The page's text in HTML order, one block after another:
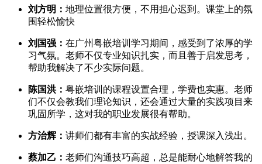
刘方明： 地理位置很方便，不用担心迟到。课堂上的氛
围轻松愉快
刘国强： 在广州粤嵌培训学习期间，感受到了浓厚的学
习气氛。老师不仅专业知识扎实，而且善于启发思考，
帮助我解决了不少实际问题。
陈国洪： 粤嵌培训的课程设置合理，学费也实惠。老师
们不仅会教我们理论知识，还会通过大量的实践项目来
巩固所学，这对我的职业发展很有帮助。
方治辉： 讲师们都有丰富的实战经验，授课深入浅出。
蔡加乙： 老师们沟通技巧高超，总是能耐心地解答我的